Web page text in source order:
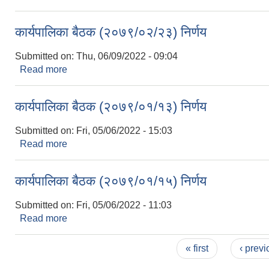
कार्यपालिका बैठक (२०७९/०२/२३) निर्णय
Submitted on: Thu, 06/09/2022 - 09:04
Read more
कार्यपालिका बैठक (२०७९/०१/१३) निर्णय
Submitted on: Fri, 05/06/2022 - 15:03
Read more
कार्यपालिका बैठक (२०७९/०१/१५) निर्णय
Submitted on: Fri, 05/06/2022 - 11:03
Read more
« first ‹